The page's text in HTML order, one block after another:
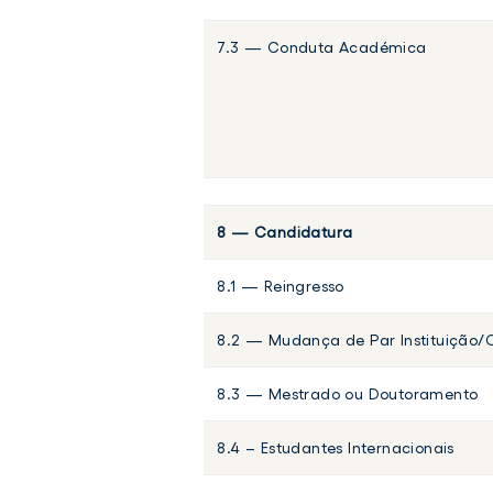
7.3 — Conduta Académica
8 — Candidatura
8.1 — Reingresso
8.2 — Mudança de Par Instituição/
8.3 — Mestrado ou Doutoramento
8.4 – Estudantes Internacionais